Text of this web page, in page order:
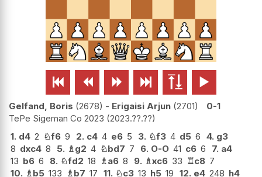
     
Gelfand, Boris 2678 - Erigaisi Arjun 2701
0-1
TePe Sigeman Co 2023 2023.??.??
1. d4 2 ♘f6 9 2. c4 4 e6 5 3. ♘f3 4 d5 6 4. g3
8 dxc4 8 5. ♗g2 4 ♘bd7 7 6. O-O 41 c6 6 7. a4
13 b6 6 8. ♘fd2 18 ♗a6 8 9. ♗xc6 33 ♖c8 7
10. ♗b5 133 ♗b7 17 11. ♘c3 13 h5 19 12. e4 248 h4